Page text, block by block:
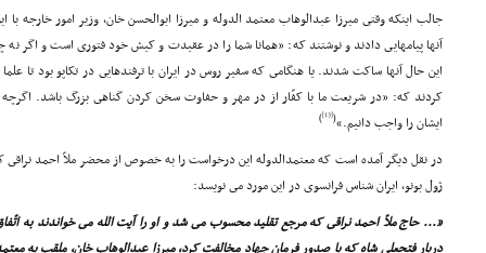
جالب اینکه وقتى میرزا عبدالوهاب معتمد الدوله و میرزا ابوالحسن خان، وزیر امور خارجه
آنها پیامهایى دادند و نوشتند که: «همانا شما را در عقیدت و کیش خود فتورى است و اگر نه
این حال آنها ساکت شدند. یا هنگامى که سفیر روس در ایران با ترفندهایى در تکاپو بود تا علما
کردند که: «در شریعت ما با کفّار از در مهر و حفاوت سخن کردن گناهى بزرگ باشد. اگرچه
ایشان را واجب دانیم.»(
[13]
)
در نقل دیگر آمده است که معتمدالدوله این درخواست را به خصوص از محضر ملاّ احمد
ژول بونو، ایران شناس فرانسوى در این مورد مى نویسد:
«... حاج ملاّ احمد نراقى که مرجع تقلید محسوب مى شد و او را آیت الله مى خواندند به
دربار فتحعلى شاه که با صدور فرمان جهاد مخالفت کرد، میرزا عبدالوهاب خان، ملقب به